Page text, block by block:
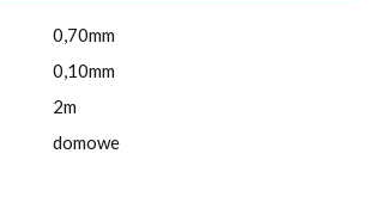
0,70mm
0,10mm
2m
domowe